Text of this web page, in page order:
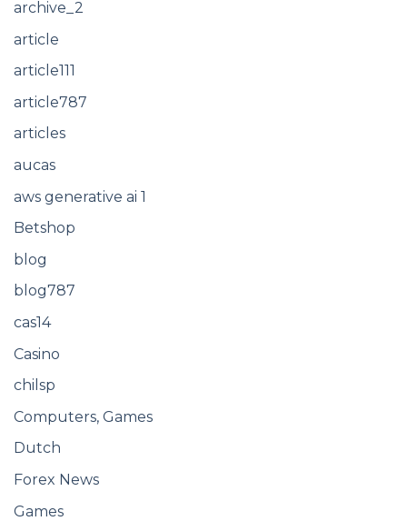
archive_2
article
article111
article787
articles
aucas
aws generative ai 1
Betshop
blog
blog787
cas14
Casino
chilsp
Computers, Games
Dutch
Forex News
Games